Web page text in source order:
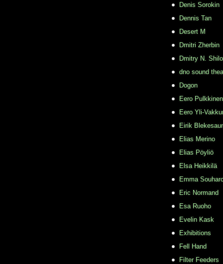
Denis Sorokin
Dennis Tan
Desert M
Dmitri Zherbin
Dmitry N.
dno sound
Dogon
Eero Pulkkinen
Eero Yli-
Eirik
Elias Merino
Elias Pöyliö
Elsa Heikkilä
Emma
Eric Normand
Esa Ruoho
Evelin Kask
Exhibitions
Fell Hand
Filter Feeders